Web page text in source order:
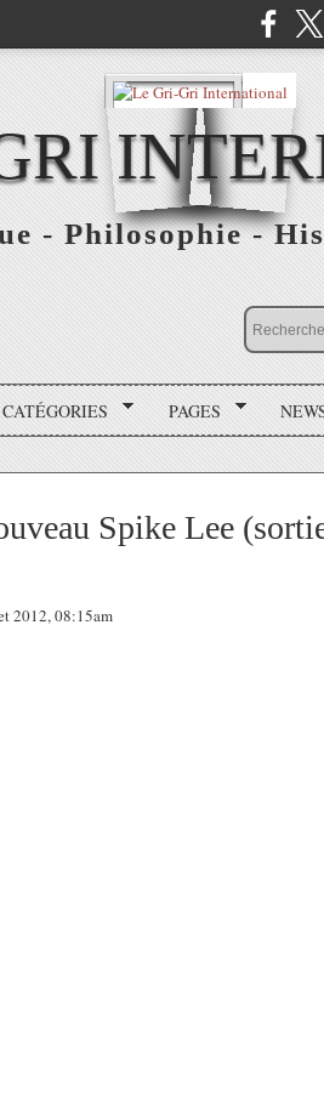
- Philosophie -
CATÉGORIES PAGES
Spike Lee
2012, 08:15am